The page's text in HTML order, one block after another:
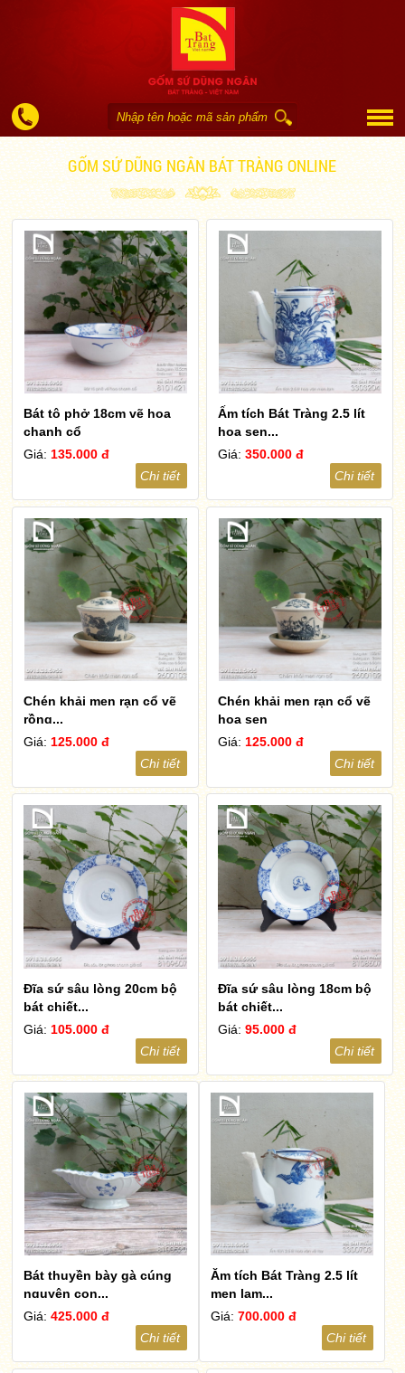
GỐM SỨ DŨNG NGÂN BÁT TRÀNG ONLINE
Bát tô phở 18cm vẽ hoa
chanh cổ
Giá:135.000 đ
Chi tiết
Ấm tích Bát Tràng 2.5 lít
hoa sen...
Giá:350.000 đ
Chi tiết
Chén khải men rạn cổ vẽ
rồng...
Giá: 125.000 đ
Chi tiết
Chén khải men rạn cổ vẽ
hoa sen
Giá: 125.000 đ
Chi tiết
Đĩa sứ sâu lòng 20cm bộ
bát chiết...
Giá: 105.000 đ
Chi tiết
Đĩa sứ sâu lòng 18cm bộ
bát chiết...
Giá:95.000 đ
Chi tiết
Bát thuyền bày gà cúng
nguyên con...
Giá:425.000 đ
Chi tiết
Ăm tích Bát Tràng 2.5 lít
men lam...
Giá: 700.000 đ
Chi tiết